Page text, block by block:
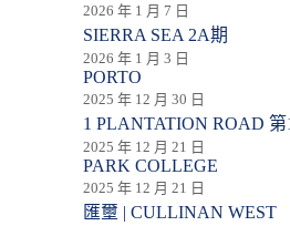
2026 年 1 月 7 日
SIERRA SEA 2A期
2026 年 1 月 3 日
PORTO
2025 年 12 月 30 日
1 PLANTATION ROAD 第
2025 年 12 月 21 日
PARK COLLEGE
2025 年 12 月 21 日
匯壐 | CULLINAN WEST